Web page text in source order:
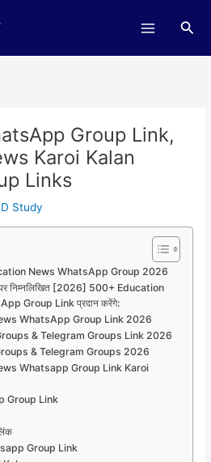
Group Link,
Karoi Kalan
Links
Study
News WhatsApp Group 2026
निम्नलिखित [2026] 500+ Education
Group Link प्रदान करेंगे:
WhatsApp Group Link 2026
& Telegram Groups Link 2026
& Telegram Groups 2026
Whatsapp Group Link Karoi
Group Link
Group Link